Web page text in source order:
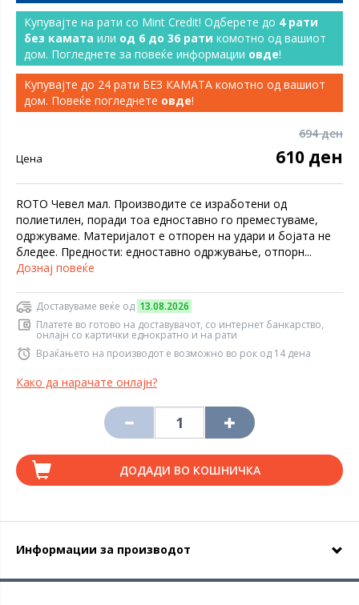
Купувајте на рати со Mint Credit! Одберете до 4 рати
без камата или од 6 до 36 рати комотно од вашиот
дом. Погледнете за повеќе информации овде!
Купувајте до 24 рати БЕЗ КАМАТА комотно од вашиот
дом. Повеќе погледнете овде!
694 ден
Цена 610 ден
ROTO Чевел мал. Производите се изработени од
полиетилен, поради тоа едноставно го преместуваме,
одржуваме. Материјалот е отпорен на удари и бојата не
бледее. Предности: едноставно одржување, отпорн...
Дознај повеќе
Доставуваме веќе од 13.08.2026
Платете во готово на доставувачот, со интернет банкарство,
онлајн со картички еднократно и на рати
Враќањето на производот е возможно во рок од 14 дена
Како да нарачате онлајн?
ДОДАДИ ВО КОШНИЧКА
Информации за производот